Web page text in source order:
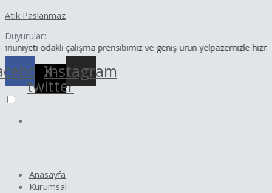
atla
Atik Paslanmaz
Duyurular:
odaklı çalışma prensibimiz ve geniş ürün yelpazemizle
X-
twitter
Instagram
Anasayfa
Kurumsal
dolaşımı